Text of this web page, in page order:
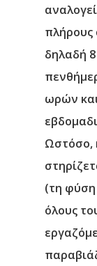
πλήρους
δηλαδή
ωρών
Ωστόσο,
(τη φύση
όλους